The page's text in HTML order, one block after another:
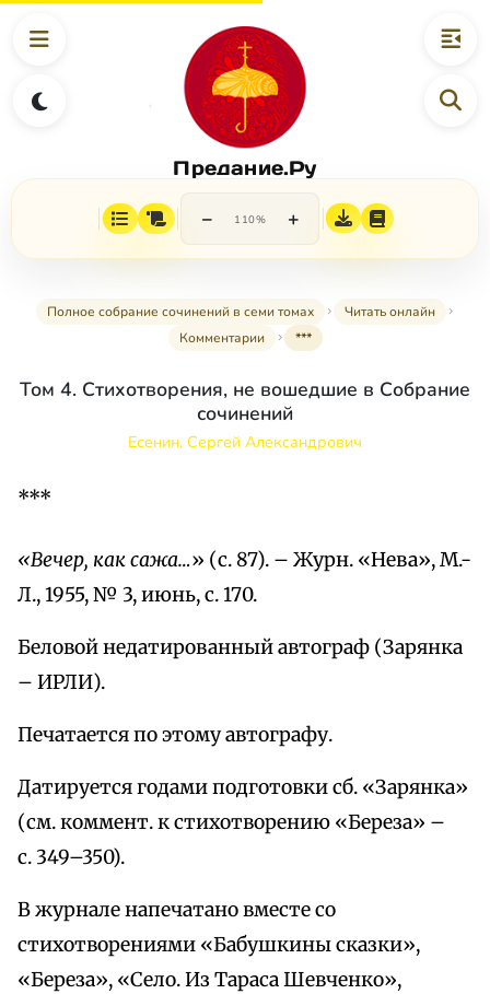
Предание.Ру
− 110% +
Полное собрание сочинений в семи томах
Читать онлайн
Комментарии
***
Том 4. Стихотворения, не вошедшие в Собрание
сочинений
Есенин, Сергей Александрович
***
«Вечер, как сажа…» (с. 87). – Журн. «Нева», М.-
Л., 1955, № 3, июнь, с. 170.
Беловой недатированный автограф (Зарянка
– ИРЛИ).
Печатается по этому автографу.
Датируется годами подготовки сб. «Зарянка»
(см. коммент. к стихотворению «Береза» –
с. 349–350).
В журнале напечатано вместе со
стихотворениями «Бабушкины сказки»,
«Береза», «Село. Из Тараса Шевченко»,